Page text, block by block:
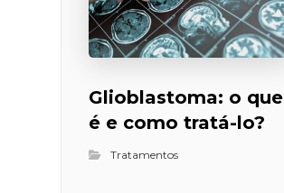
Glioblastoma: o que
é e como tratá-lo?
Tratamentos